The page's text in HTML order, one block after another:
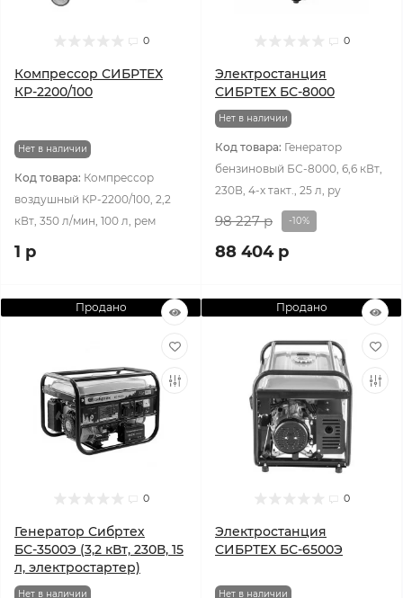
0
Компрессор СИБРТЕХ
КР-2200/100
Нет в наличии
Код товара: Компрессор
воздушный КР-2200/100, 2,2
кВт, 350 л/мин, 100 л, рем
1 р
0
Электростанция
СИБРТЕХ БС-8000
Нет в наличии
Код товара: Генератор
бензиновый БС-8000, 6,6 кВт,
230В, 4-х такт., 25 л, ру
98 227 р -10%
88 404 р
Продано
0
Генератор Сибртех
БС-3500Э (3,2 кВт, 230В, 15
л, электростартер)
Нет в наличии
Продано
0
Электростанция
СИБРТЕХ БС-6500Э
Нет в наличии